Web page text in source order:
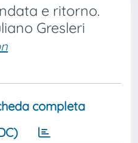
e ritorno.
Gresleri
completa